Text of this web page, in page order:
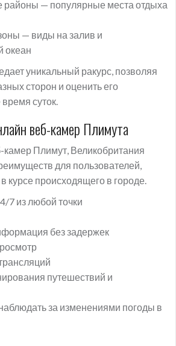
районы — популярные места отдыха
— виды на залив и
океан
уникальный ракурс, позволяя
сторон и оценить его
суток.
веб-камер Плимута
Плимут, Великобритания
для пользователей,
курсе происходящего в городе.
7 из любой точки
без задержек
путешествий и
за изменениями погоды в